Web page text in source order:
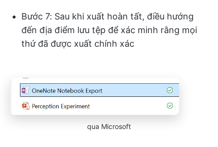
Bước 7: Sau khi xuất hoàn tất, điều hướng
đến địa điểm lưu tệp để xác minh rằng mọi
thứ đã được xuất chính xác
qua Microsoft